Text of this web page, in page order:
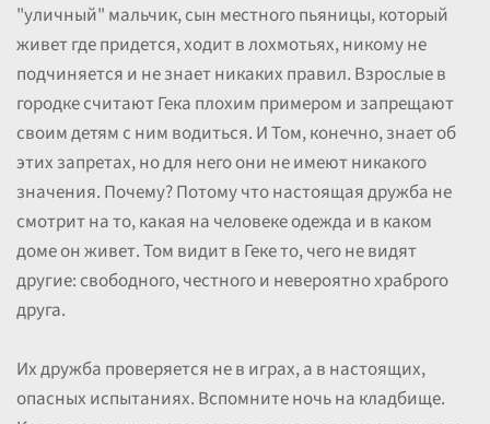
"уличный" мальчик, сын местного пьяницы, который
живет где придется, ходит в лохмотьях, никому не
подчиняется и не знает никаких правил. Взрослые в
городке считают Гека плохим примером и запрещают
своим детям с ним водиться. И Том, конечно, знает об
этих запретах, но для него они не имеют никакого
значения. Почему? Потому что настоящая дружба не
смотрит на то, какая на человеке одежда и в каком
доме он живет. Том видит в Геке то, чего не видят
другие: свободного, честного и невероятно храброго
друга.
Их дружба проверяется не в играх, а в настоящих,
опасных испытаниях. Вспомните ночь на кладбище.